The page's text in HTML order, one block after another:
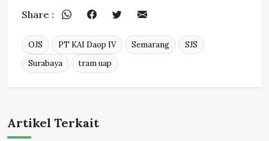
Share :
OJS PT KAI Daop IV Semarang
SJS
Surabaya
tram uap
Artikel Terkait